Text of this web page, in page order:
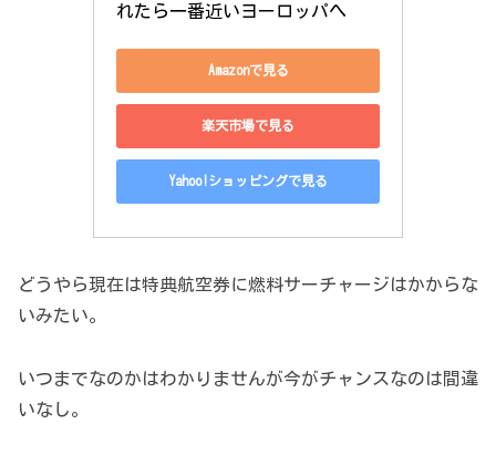
れたら一番近いヨーロッパへ
Amazonで見る
楽天市場で見る
Yahoo!ショッピングで見る
どうやら現在は特典航空券に燃料サーチャージはかからな
いみたい。
いつまでなのかはわかりませんが今がチャンスなのは間違
いなし。